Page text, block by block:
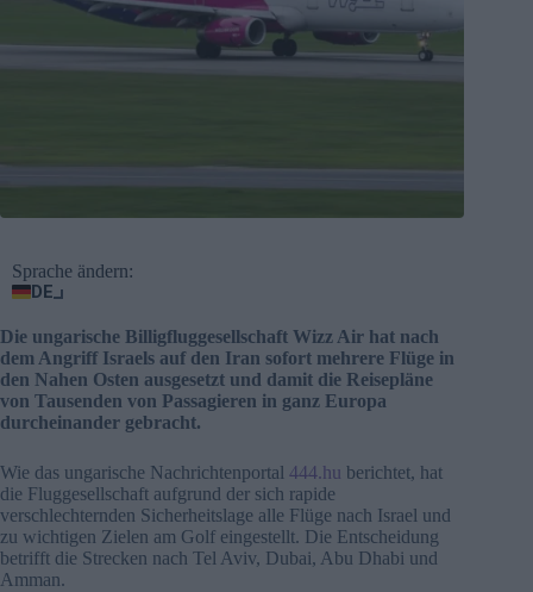
Sprache ändern:
DE
Die ungarische Billigfluggesellschaft Wizz Air hat nach
dem Angriff Israels auf den Iran sofort mehrere Flüge in
den Nahen Osten ausgesetzt und damit die Reisepläne
von Tausenden von Passagieren in ganz Europa
durcheinander gebracht.
Wie das ungarische Nachrichtenportal 444.hu berichtet, hat
die Fluggesellschaft aufgrund der sich rapide
verschlechternden Sicherheitslage alle Flüge nach Israel und
zu wichtigen Zielen am Golf eingestellt. Die Entscheidung
betrifft die Strecken nach Tel Aviv, Dubai, Abu Dhabi und
Amman.